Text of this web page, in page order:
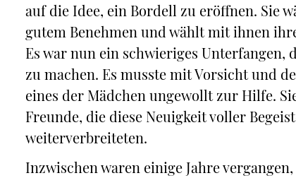
auf die Idee, ein Bordell zu eröffnen. Sie
gutem Benehmen und wählt mit ihnen
Es war nun ein schwieriges Unterfangen,
zu machen. Es musste mit Vorsicht und
eines der Mädchen ungewollt zur Hilfe.
Freunde, die diese Neuigkeit voller
weiterverbreiteten.
Inzwischen waren einige Jahre